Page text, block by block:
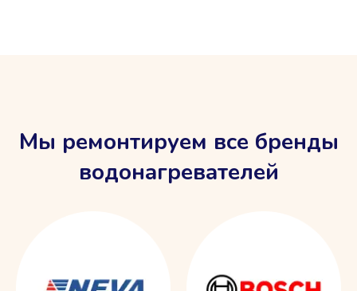
Мы ремонтируем все бренды
водонагревателей